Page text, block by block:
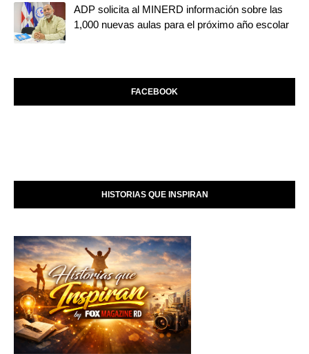
ADP solicita al MINERD información sobre las
1,000 nuevas aulas para el próximo año escolar
FACEBOOK
HISTORIAS QUE INSPIRAN